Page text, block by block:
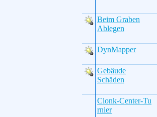
Beim Graben
Ablegen
DynMapper
Gebäude
Schäden
Clonk-Center-Tu
rnier